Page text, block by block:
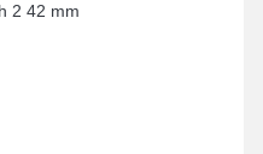
2 42 mm